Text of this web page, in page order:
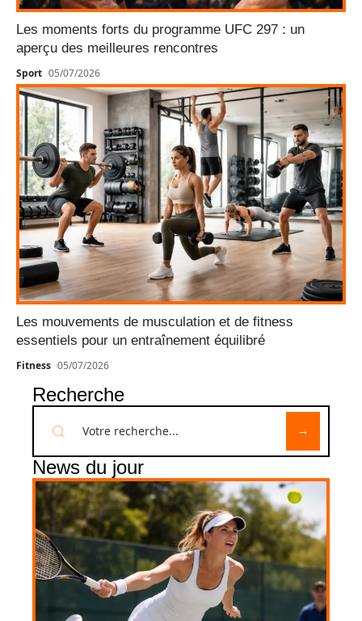
Les moments forts du programme UFC 297 : un
aperçu des meilleures rencontres
Sport 05/07/2026
Les mouvements de musculation et de fitness
essentiels pour un entraînement équilibré
Fitness 05/07/2026
Recherche
News du jour